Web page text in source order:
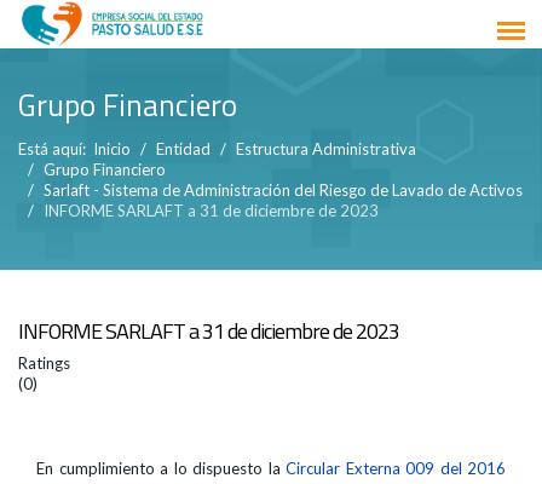
Grupo Financiero
Está aquí: Inicio Entidad
Estructura Administrativa
Grupo Financiero
Sarlaft - Sistema de Administración del Riesgo de Lavado de Activos
INFORME SARLAFT a 31 de diciembre de 2023
INFORME SARLAFT a 31 de diciembre de 2023
Ratings
(0)
En cumplimiento a lo dispuesto la Circular Externa 009 del 2016